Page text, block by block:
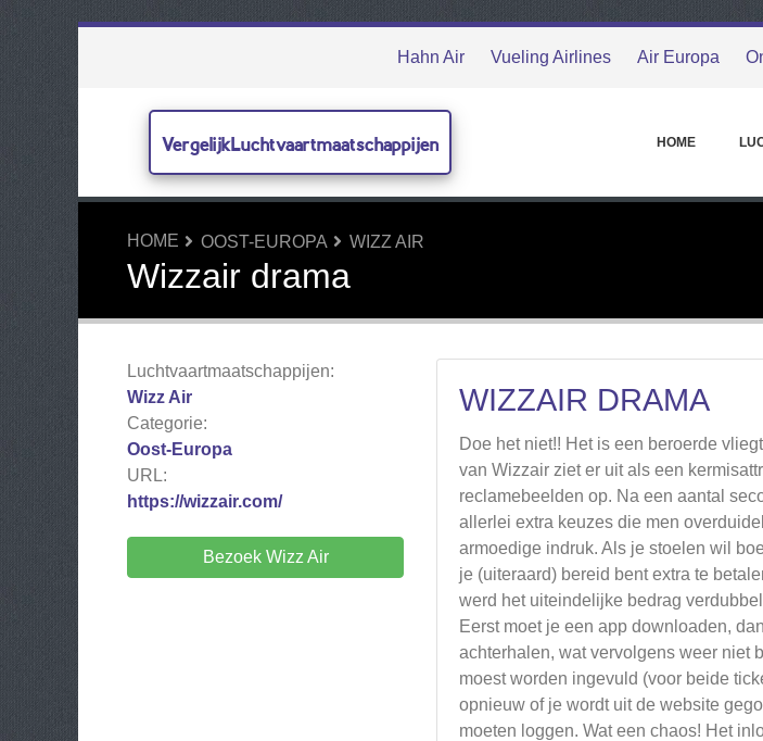
Hahn Air Vueling Airlines Air Europa
VergelijkLuchtvaartmaatschappijen HOME
HOME OOST-EUROPA WIZZ AIR
Wizzair drama
Luchtvaartmaatschappijen:
Wizz Air
Categorie:
Oost-Europa
URL:
https://wizzair.com/
Bezoek Wizz Air
WIZZAIR DRAMA
Doe het niet!! Het is een beroerde
van Wizzair ziet er uit als een
reclamebeelden op. Na een aantal
allerlei extra keuzes die men
armoedige indruk. Als je stoelen wil
je (uiteraard) bereid bent extra te
werd het uiteindelijke bedrag
Eerst moet je een app downloaden,
achterhalen, wat vervolgens weer niet
moest worden ingevuld (voor beide
opnieuw of je wordt uit de website
moeten loggen. Wat een chaos! Het